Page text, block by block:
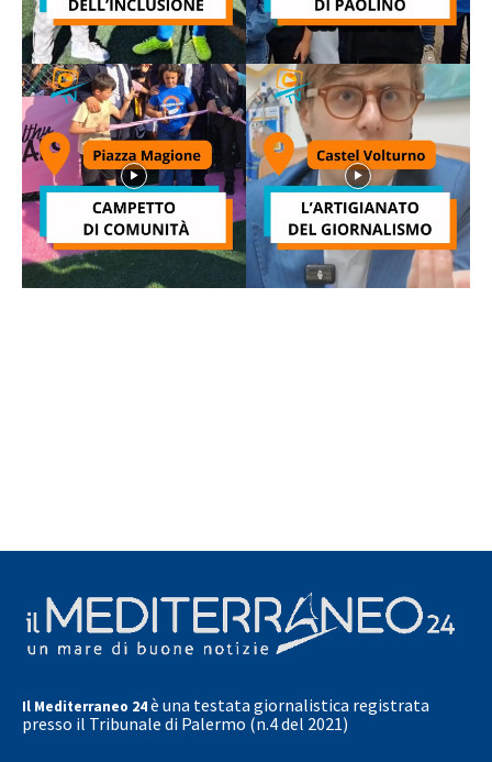
Il Mediterraneo 24è una testata giornalistica registrata
presso il Tribunale di Palermo (n.4 del 2021)